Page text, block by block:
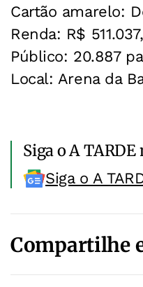
Cartão amarelo:
Renda: R$
Público: 20.887
Local: Arena da
Siga o A
Siga o A
Compartilhe